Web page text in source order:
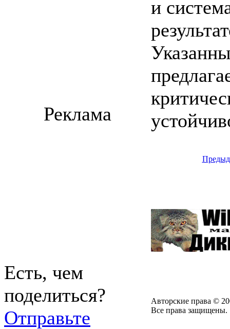
и
Реклама
Есть, чем
поделиться?
Отправьте
Авторские права ©
Все права защищены.